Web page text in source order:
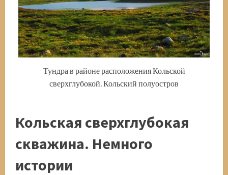
Тундра в районе расположения Кольской
сверхглубокой. Кольский полуостров
Кольская сверхглубокая
скважина. Немного
истории